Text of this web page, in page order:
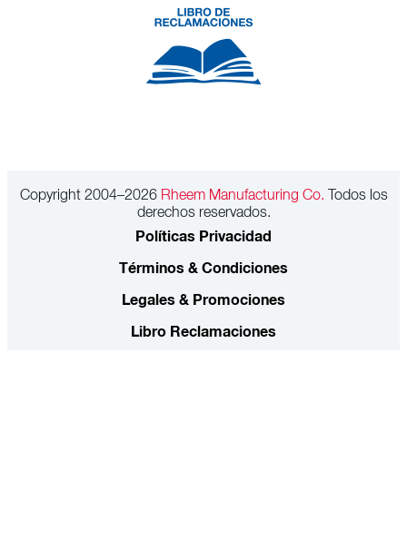
Copyright 2004–2026Rheem Manufacturing Co. Todos los
derechos reservados.
Políticas Privacidad
Términos & Condiciones
Legales & Promociones
Libro Reclamaciones